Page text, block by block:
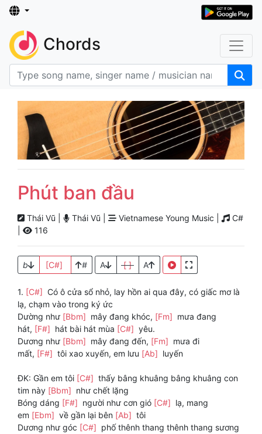
Chords
Phút ban đầu
Thái Vũ | Thái Vũ | Vietnamese Young Music |
C#
116
b [C#] # A [ ] A
1. [C#] Có ô cửa sổ nhỏ, lay hồn ai qua đây, có giấc mơ là
lạ, chạm vào trong ký ức
Dường như [Bbm] mây đang khóc, [Fm] mưa đang
hát, [F#] hát bài hát mùa [C#] yêu.
Dương như [Bbm] mây đang đến, [Fm] mưa đi
mất, [F#] tôi xao xuyến, em lưu [Ab] luyến
ĐK: Gần em tôi [C#] thấy bâng khuâng bâng khuâng con
tim này [Bbm] như chết lặng
Bóng dáng [F#] người như cơn gió [C#] lạ, mang
em [Ebm] về gần lại bên [Ab] tôi
Dương như góc [C#] phố thênh thang thênh thang sương